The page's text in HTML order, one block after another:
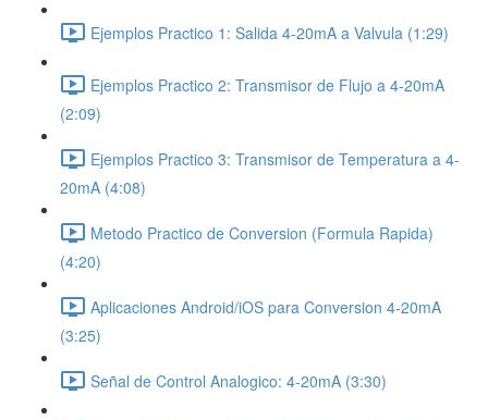
Ejemplos Practico 1: Salida 4-20mA a Valvula (1:29)
Ejemplos Practico 2: Transmisor de Flujo a 4-20mA
(2:09)
Ejemplos Practico 3: Transmisor de Temperatura a 4-
20mA (4:08)
Metodo Practico de Conversion (Formula Rapida)
(4:20)
Aplicaciones Android/iOS para Conversion 4-20mA
(3:25)
Señal de Control Analogico: 4-20mA (3:30)